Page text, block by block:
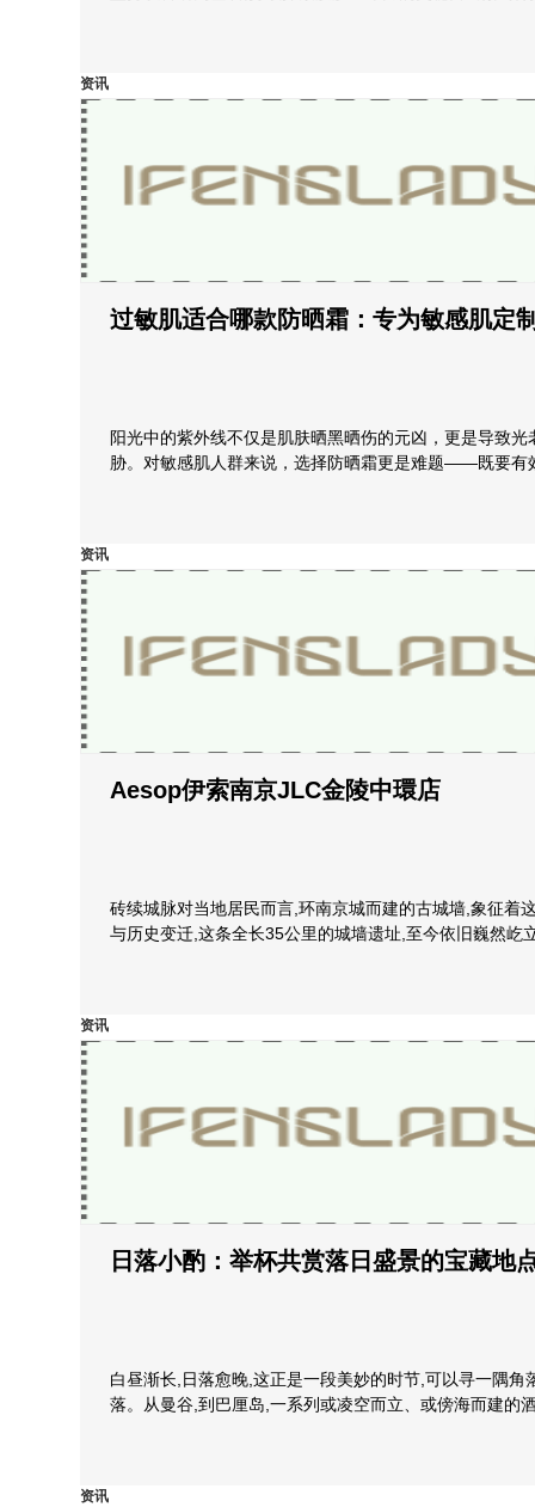
资讯
过敏肌适合哪款防晒霜：专为敏感肌定
阳光中的紫外线不仅是肌肤晒黑晒伤的元凶，更是导致
胁。对敏感肌人群来说，选择防晒霜更是难题——既要有
资讯
Aesop伊索南京JLC金陵中環店
砖续城脉对当地居民而言,环南京城而建的古城墙,象征着
与历史变迁,这条全长35公里的城墙遗址,至今依旧巍然屹
资讯
日落小酌：举杯共赏落日盛景的宝藏地
白昼渐长,日落愈晚,这正是一段美妙的时节,可以寻一隅
落。从曼谷,到巴厘岛,一系列或凌空而立、或傍海而建的
资讯